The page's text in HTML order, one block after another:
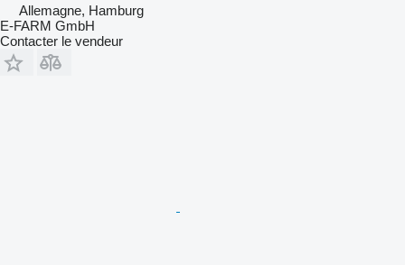
Allemagne, Hamburg
E-FARM GmbH
Contacter le vendeur